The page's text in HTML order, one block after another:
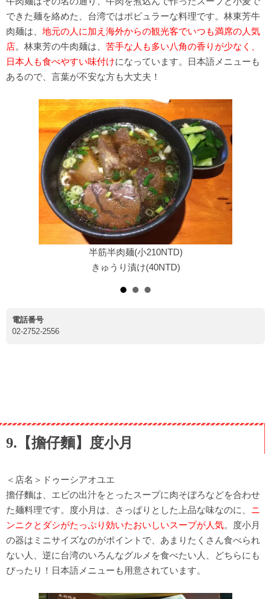
できた麺を絡めた、台湾ではポピュラーな料理です。林東芳牛
肉麺は、 地元の人に加え海外からの観光客でいつも満席の人気
店。林東芳の牛肉麺は、 苦手な人も多い八角の香りが少なく、
日本人も食べやすい味付けになっています。日本語メニューも
あるので、言葉が不安な方も大丈夫！
半筋半肉麺(小210NTD)
きゅうり漬け(40NTD)
電話番号
02-2752-2556
9.【擔仔麵】度小月
＜店名＞ドゥーシアオユエ
擔仔麵は、エビの出汁をとったスープに肉そぼろなどを合わせ
た麺料理です。度小月は、さっぱりとした上品な味なのに、 ニ
ンニクとダシがたっぷり効いたおいしいスープが人気。度小月
の器はミニサイズなのがポイントで、あまりたくさん食べられ
ない人、逆に台湾のいろんなグルメを食べたい人、どちらにも
ぴったり！日本語メニューも用意されています。